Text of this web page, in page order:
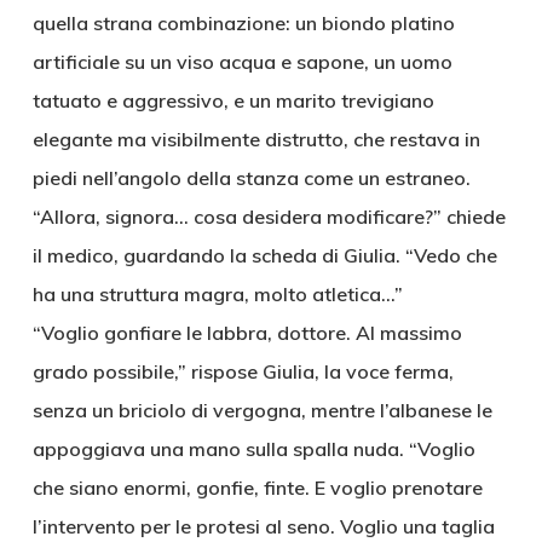
quella strana combinazione: un biondo platino
artificiale su un viso acqua e sapone, un uomo
tatuato e aggressivo, e un marito trevigiano
elegante ma visibilmente distrutto, che restava in
piedi nell’angolo della stanza come un estraneo.
“Allora, signora… cosa desidera modificare?” chiede
il medico, guardando la scheda di Giulia. “Vedo che
ha una struttura magra, molto atletica…”
“Voglio gonfiare le labbra, dottore. Al massimo
grado possibile,” rispose Giulia, la voce ferma,
senza un briciolo di vergogna, mentre l’albanese le
appoggiava una mano sulla spalla nuda. “Voglio
che siano enormi, gonfie, finte. E voglio prenotare
l’intervento per le protesi al seno. Voglio una taglia